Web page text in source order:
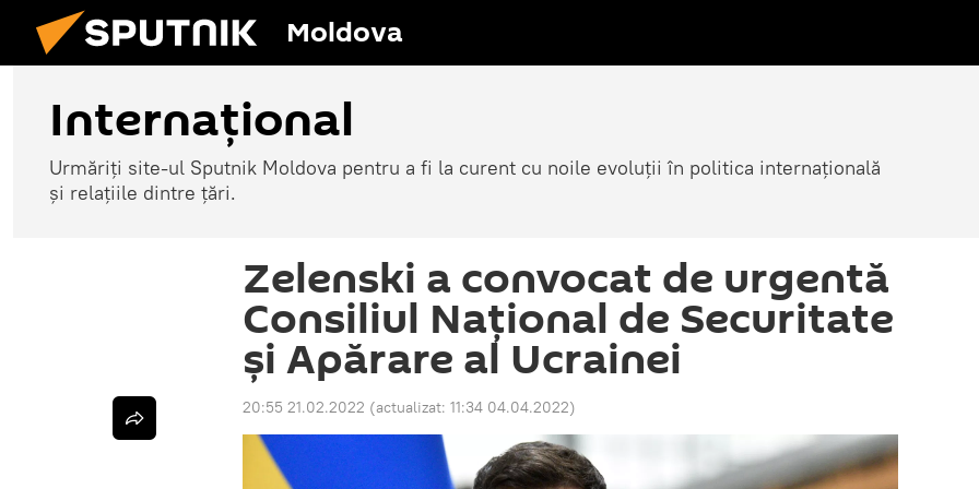
Moldova
Internațional
Urmăriți site-ul Sputnik Moldova pentru a fi la curent cu noile evoluții în politica internațională
și relațiile dintre țări.
Zelenski a convocat de urgentă
Consiliul Național de Securitate
și Apărare al Ucrainei
20:55 21.02.2022 (actualizat: 11:34 04.04.2022)